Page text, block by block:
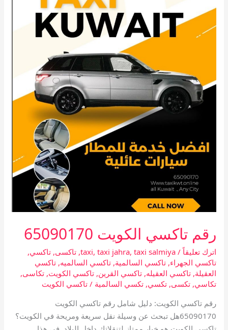
رقم تاكسي الكويت 65090170
اترك تعليقاً /
taxi, taxi jahra, taxi salmiya
,تاكسى,تاكسي,
تاكسي الجهراء,تاكسي السالمية,تاكسي السالميه,تاكسي
العقيلة,تاكسي العقيله,تاكسي القرين,تاكسي الكويت,تكاسى,
تكاسي,تكسى,تكسي,تكسي السالمية /تاكسي الكويت
رقم تاكسي الكويت: دليل شامل رقم تاكسي الكويت
65090170هل تبحث عن وسيلة نقل سريعة ومريحة في الكويت؟
65090170